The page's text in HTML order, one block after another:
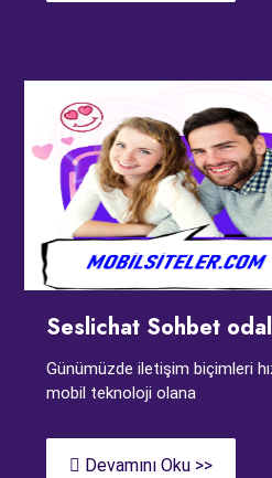
Seslichat Sohbet
Günümüzde iletişim biçimleri
mobil teknoloji olana
Devamını Oku >>